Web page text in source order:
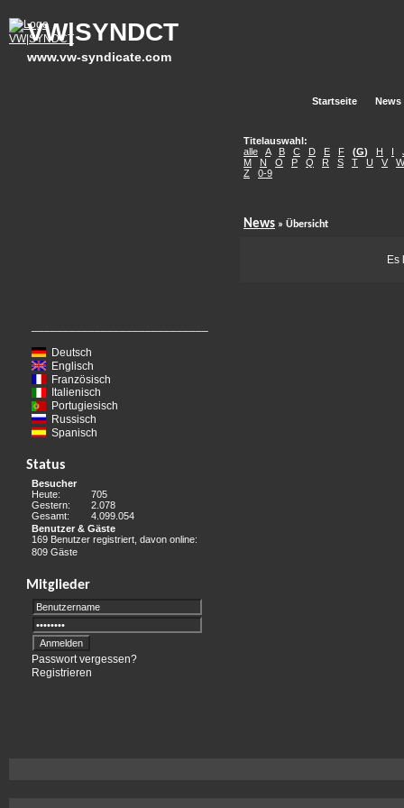
VW|SYNDCT
www.vw-syndicate.com
Startseite News
Deutsch
Englisch
Französisch
Italienisch
Portugiesisch
Russisch
Spanisch
Status
Besucher
Heute:
705
Gestern:
2.078
Gesamt:
4.099.054
Benutzer & Gäste
169 Benutzer registriert, davon online:
809 Gäste
Mitglieder
Passwort vergessen?
Registrieren
Titelauswahl:
alle
A B C D E F (G) H I
M
N O P Q R S T U V
W
Z
0-9
News » Übersicht
Es